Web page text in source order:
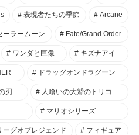
表現者たちの季節 Arcane
ーラームーン Fate/Grand Order
ワンダと巨像 キズナアイ
ドラッグオンドラグーン
刃 人喰いの大鷲のトリコ
マリオシリーズ
ーグオブレジェンド フィギュア